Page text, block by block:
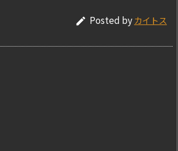
 Posted byカイトス